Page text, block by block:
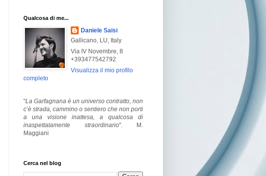
Qualcosa di me...
Daniele Saisi
Gallicano, LU, Italy
Via IV Novembre, 8
+393477542792
Visualizza il mio profilo
completo
"La Garfagnana è un universo contratto, non
c’è strada, cammino o sentiero che non porti
a una visione inattesa, a qualcosa di
inaspettatamente straordinario". M.
Maggiani
Cerca nel blog